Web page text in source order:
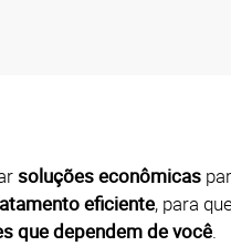
soluções econômicas
eficiente, para
que dependem de você.